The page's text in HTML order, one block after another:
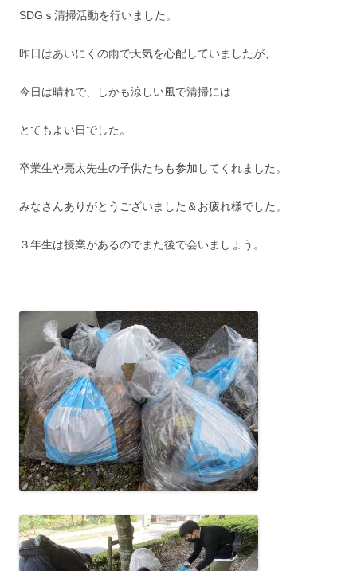
SDGｓ清掃活動を行いました。
昨日はあいにくの雨で天気を心配していましたが、
今日は晴れで、しかも涼しい風で清掃には
とてもよい日でした。
卒業生や亮太先生の子供たちも参加してくれました。
みなさんありがとうございました＆お疲れ様でした。
３年生は授業があるのでまた後で会いましょう。